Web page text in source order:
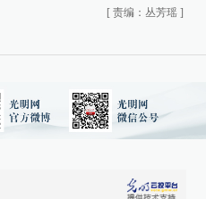
[ 责编：丛芳瑶 ]